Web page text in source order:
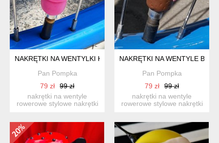
NAKRĘTKI NA WENTYLKI KAKTUSY
Pan Pompka
79 zł
99 zł
nakrętki na wentyle
rowerowe stylowe nakrętki
NAKRĘTKI NA WENTYLE
Pan Pompka
79 zł
99 zł
nakrętki na wentyle
rowerowe stylowe nakrętki